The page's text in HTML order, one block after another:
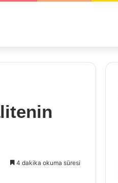
4 dakika okuma süresi